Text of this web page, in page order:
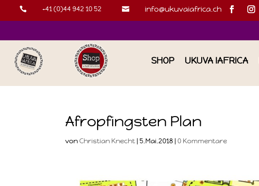
 +41 (0)44 942 10 52  info@ukuvaiafrica.ch
SHOP UKUVA IAFRICA
Afropfingsten Plan
vonChristian Knecht |5.Mai.2018 |0 Kommentare